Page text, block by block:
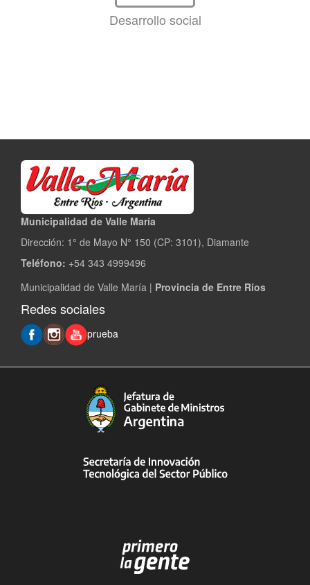
Desarrollo social
Municipalidad de Valle María
Dirección: 1° de Mayo N° 150 (CP: 3101), Diamante
Teléfono: +54 343 4999496
Municipalidad de Valle María | Provincia de Entre Ríos
Redes sociales
prueba